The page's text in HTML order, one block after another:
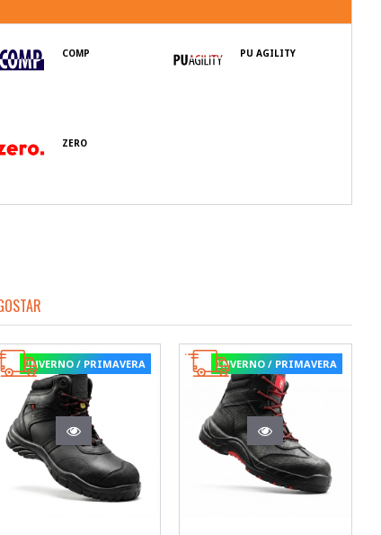
COMP PU AGILITY
ZERO
INVERNO / PRIMAVERA
INVERNO / PRIMAVERA INVERNO / PRIMAVERA